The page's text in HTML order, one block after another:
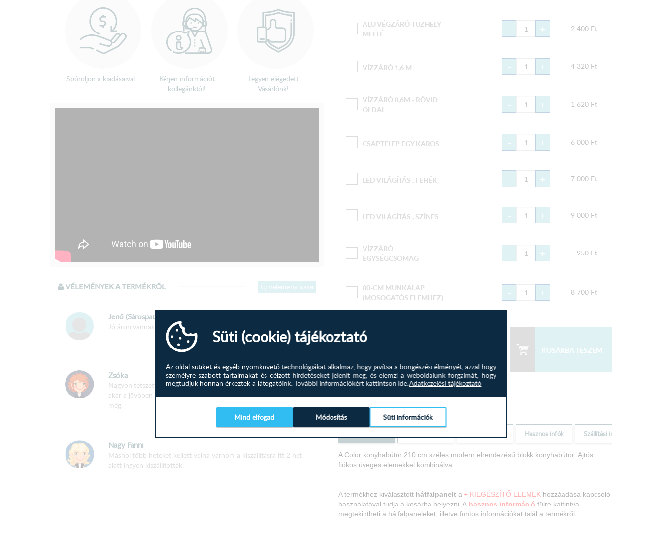
Spóroljon a kiadásaival
Kérjen információt
kollegánktól!
Legyen elégedett
Vásárlónk!
VÉLEMÉNYEK A TERMÉKRŐL Új vélemény írása
Jenő (Sárospatak)
Jó áron vannak és meglepően jó minőségűek
Zsóka
Nagyon tetszett, hogy kiegészítő elemekkel tudtam bővíteni, és
akár a jövőben a konyhablokk megvásárlása nélkül bővíthetem
még.
Nagy Fanni
Máshol több heteket kellett volna várnom a kiszállításra itt 2 hét
alatt ingyen kiszállították.
ALU VÉGZÁRÓ TŰZHELY
MELLÉ
- + 2 400 Ft
VÍZZÁRÓ 1,6 M - + 4 320 Ft
VÍZZÁRÓ 0,6M - RÖVID
OLDAL
- + 1 620 Ft
CSAPTELEP EGY KAROS - + 6 000 Ft
LED VILÁGÍTÁS , FEHÉR - + 7 000 Ft
LED VILÁGÍTÁS , SZÍNES - + 9 000 Ft
VÍZZÁRÓ
EGYSÉGCSOMAG
- + 950 Ft
80-CM MUNKALAP
(MOSOGATÓS ELEMHEZ)
- + 8 700 Ft
+
Hasznos infók Szállítási infók
A Color konyhabútor 210 cm széles modern elrendezésű blokk konyhabútor. Ajtós
fiókos üveges elemekkel kombinálva.
A termékhez kiválasztott hátfalpanelt a + KIEGÉSZÍTŐ ELEMEK hozzáadása kapcsoló
használatával tudja a kosárba helyezni. A hasznos információ fülre kattintva
megtekintheti a hátfalpaneleket, illetve fontos információkat talál a termékről.
Süti (cookie) tájékoztató
Az oldal sütiket és egyéb nyomkövető technológiákat alkalmaz, hogy javítsa a böngészési élményét, azzal hogy
személyre szabott tartalmakat és célzott hirdetéseket jelenít meg, és elemzi a weboldalunk forgalmát, hogy
megtudjuk honnan érkeztek a látogatóink. További információkért kattintson ide:Adatkezelési tájékoztató
Mind elfogad Módosítás Süti információk